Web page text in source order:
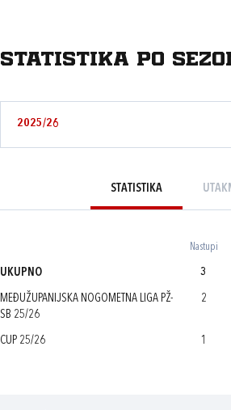
Statistika po
2025/26
STATISTIKA
Nastupi
UKUPNO 3
MEĐUŽUPANIJSKA NOGOMETNA LIGA PŽ-
SB 25/26
2
CUP 25/26 1